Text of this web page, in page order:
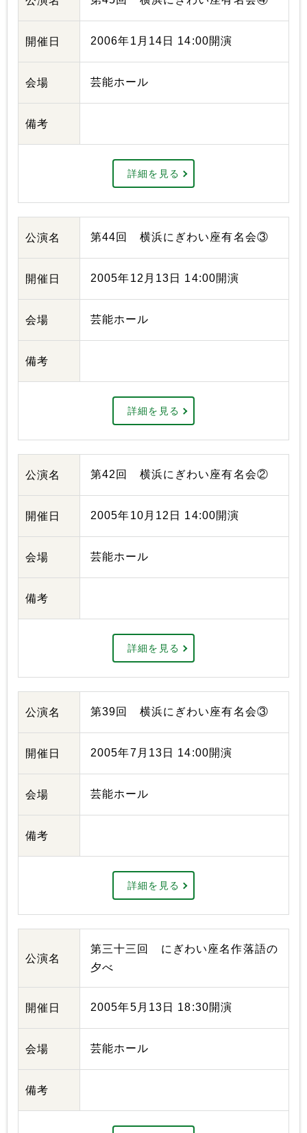
開催日 2006年1月14日 14:00開演
会場 芸能ホール
備考
詳細を見る
公演名 第44回 横浜にぎわい座有名会③
開催日 2005年12月13日 14:00開演
会場 芸能ホール
備考
詳細を見る
公演名 第42回 横浜にぎわい座有名会②
開催日 2005年10月12日 14:00開演
会場 芸能ホール
備考
詳細を見る
公演名 第39回 横浜にぎわい座有名会③
開催日 2005年7月13日 14:00開演
会場 芸能ホール
備考
詳細を見る
公演名
第三十三回 にぎわい座名作落語の
夕べ
開催日 2005年5月13日 18:30開演
会場 芸能ホール
備考